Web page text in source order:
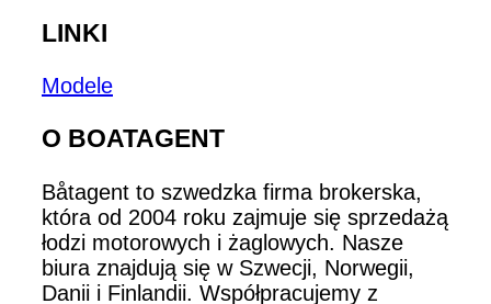
LINKI
Modele
O BOATAGENT
Båtagent to szwedzka firma brokerska,
która od 2004 roku zajmuje się sprzedażą
łodzi motorowych i żaglowych. Nasze
biura znajdują się w Szwecji, Norwegii,
Danii i Finlandii. Współpracujemy z